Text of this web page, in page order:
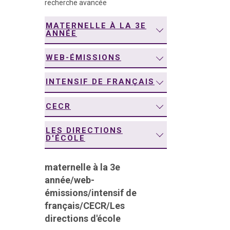
recherche avancée
MATERNELLE À LA 3E
ANNÉE
WEB-ÉMISSIONS
INTENSIF DE FRANÇAIS
CECR
LES DIRECTIONS
D'ÉCOLE
maternelle à la 3e
année/web-
émissions/intensif de
français/CECR/Les
directions d'école